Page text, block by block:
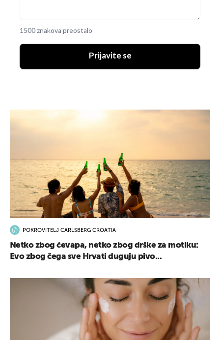
1500 znakova preostalo
Prijavite se
POKROVITELJ CARLSBERG CROATIA
Netko zbog ćevapa, netko zbog drške za motiku:
Evo zbog čega sve Hrvati duguju pivo...